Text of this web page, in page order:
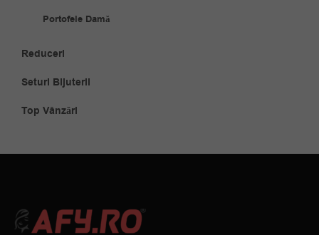
Portofele Damă
Reduceri
Seturi Bijuterii
Top Vânzări